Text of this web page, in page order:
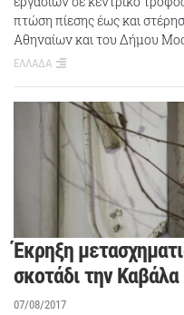
πτώση πίεσης έως και
Αθηναίων και του Δήμου
ΕΛΛΑΔΑ
Έκρηξη
σκοτάδι την Καβάλα
07/08/2017